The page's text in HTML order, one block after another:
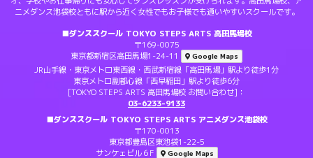
ニメダンス池袋校ともに駅から近く女性でもお子様でも通いやすいスクールです。
■ダンススクール TOKYO STEPS ARTS 高田馬場校
〒169-0075
東京都新宿区高田馬場1-24-11
Google Maps
JR山手線・東京メトロ東西線・西武新宿線「高田馬場」駅より徒歩1分
東京メトロ副都心線「西早稲田」駅より徒歩6分
[TOKYO STEPS ARTS 高田馬場校 お問い合わせ]：
03-6233-9133
■ダンススクール TOKYO STEPS ARTS アニメダンス池袋校
〒170-0013
東京都豊島区東池袋1-22-5
サンケェビル６F
Google Maps